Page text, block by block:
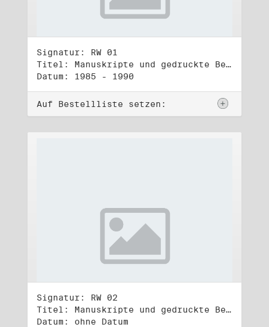
Signatur: RW 01
Titel: Manuskripte und gedruckte Belege (1)
Datum: 1985 - 1990
Auf Bestellliste setzen:
Signatur: RW 02
Titel: Manuskripte und gedruckte Belege (2)
Datum: ohne Datum